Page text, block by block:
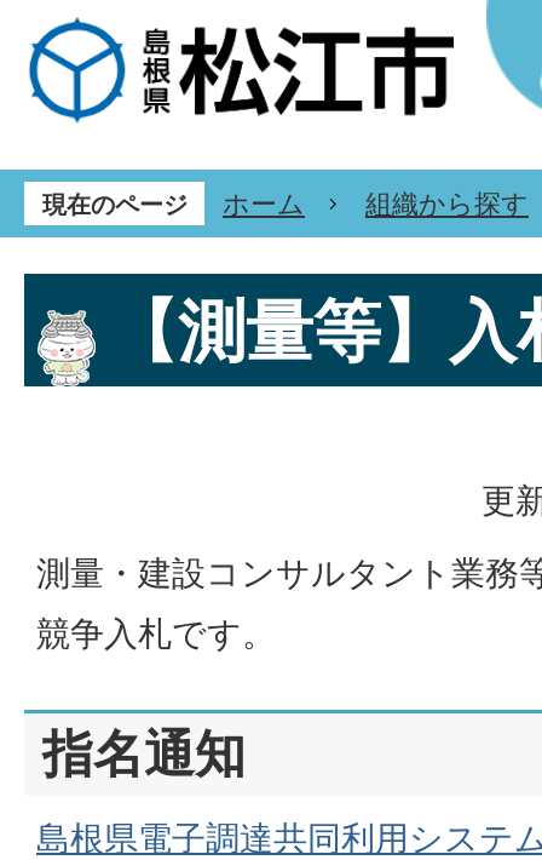
現在のページ ホーム 組織から探す
【測量等】
更
測量・建設コンサルタント業務
競争入札です。
指名通知
島根県電子調達共同利用システ